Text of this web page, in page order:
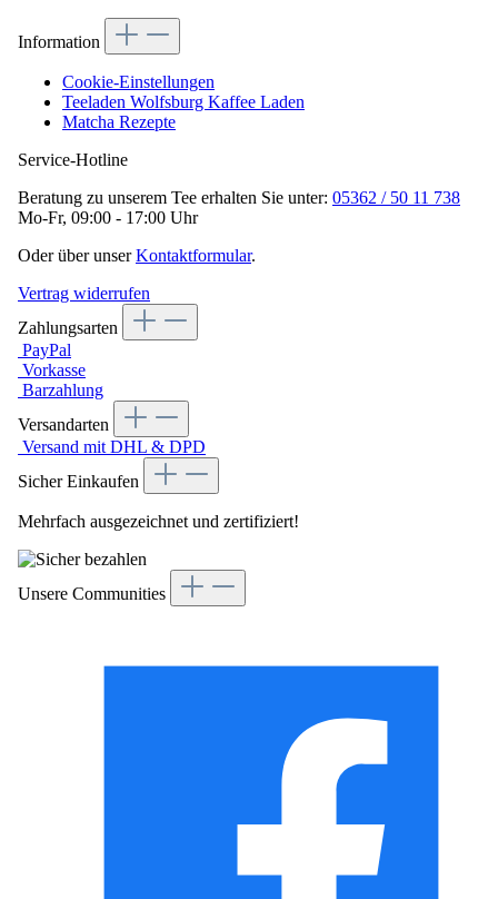
Information
Cookie-Einstellungen
Teeladen Wolfsburg Kaffee Laden
Matcha Rezepte
Service-Hotline
Beratung zu unserem Tee erhalten Sie unter: 05362 / 50 11 738
Mo-Fr, 09:00 - 17:00 Uhr
Oder über unserKontaktformular.
Vertrag widerrufen
Zahlungsarten
PayPal
Vorkasse
Barzahlung
Versandarten
Versand mit DHL & DPD
Sicher Einkaufen
Mehrfach ausgezeichnet und zertifiziert!
Unsere Communities